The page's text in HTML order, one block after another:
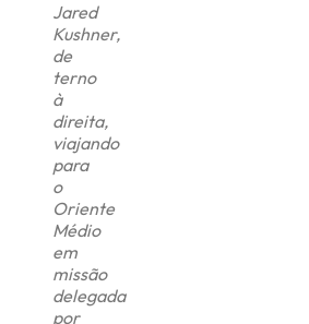
Jared
Kushner,
de
terno
à
direita,
viajando
para
o
Oriente
Médio
em
missão
delegada
por